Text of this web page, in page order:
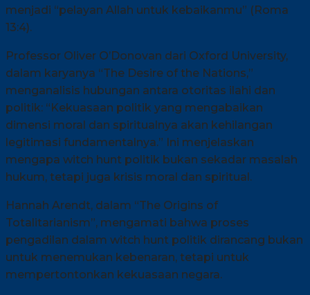
menjadi “pelayan Allah untuk kebaikanmu” (Roma
13:4).
Professor Oliver O’Donovan dari Oxford University,
dalam karyanya “The Desire of the Nations,”
menganalisis hubungan antara otoritas ilahi dan
politik: “Kekuasaan politik yang mengabaikan
dimensi moral dan spiritualnya akan kehilangan
legitimasi fundamentalnya.” Ini menjelaskan
mengapa witch hunt politik bukan sekadar masalah
hukum, tetapi juga krisis moral dan spiritual.
Hannah Arendt, dalam “The Origins of
Totalitarianism”, mengamati bahwa proses
pengadilan dalam witch hunt politik dirancang bukan
untuk menemukan kebenaran, tetapi untuk
mempertontonkan kekuasaan negara.